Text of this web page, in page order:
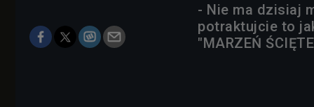
- Nie ma dzisiaj
potraktujcie to
"MARZEŃ